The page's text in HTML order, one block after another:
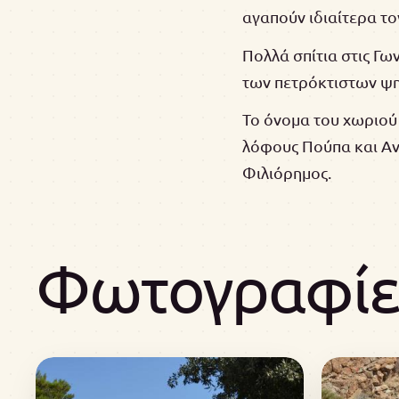
αγαπούν ιδιαίτερα
Πολλά σπίτια στις
των πετρόκτιστων
Το όνομα του
λόφους Πούπα και
Φιλιόρημος.